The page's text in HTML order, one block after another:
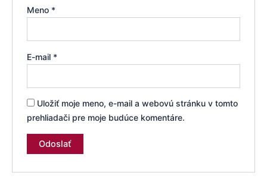
Meno *
E-mail *
Uložiť moje meno, e-mail a webovú stránku v tomto
prehliadači pre moje budúce komentáre.